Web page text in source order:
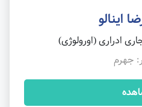
اینالو
ادراری (اورولوژی)
جهرم